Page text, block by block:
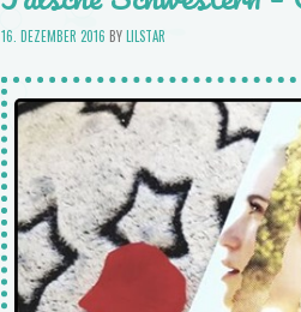
16. DEZEMBER 2016 BYLILSTAR